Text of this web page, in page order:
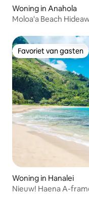
Woning in Anahola
Moloa'a Beach
Favoriet van gasten
Favoriet van gasten
Woning in Hanalei
Nieuw! Haena A-